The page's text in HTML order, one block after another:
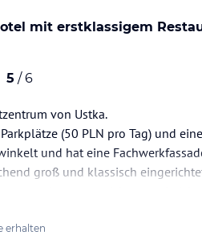
mit erstklassigem
5 / 6
von Ustka.
(50 PLN pro Tag) und
und hat eine
groß und klassisch
erhalten